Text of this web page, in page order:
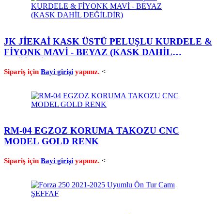
JK JİEKAİ KASK ÜSTÜ PELUŞLU KURDELE &
FİYONK MAVİ - BEYAZ (KASK DAHİL
Sipariş için Bayi girişi yapınız. <
RM-04 EGZOZ KORUMA TAKOZU CNC
MODEL GOLD RENK
Sipariş için Bayi girişi yapınız. <